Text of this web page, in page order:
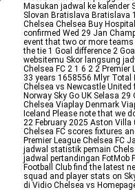
Masukan jadwal ke kalender
Slovan Bratislava Bratislava
Chelsea Chelsea Buy
confirmed Wed 29 Jan
event that two or more
the tie 1 Goal difference 2
websitemu Skor langsung
Chelsea FC 2 1 6 2 2
33 years 1658556 Mlyr
Chelsea vs Newcastle
Norway Sky Go UK Selasa
Chelsea Viaplay Denmark
Iceland Please note that we
22 February 2025 Aston
Chelsea FC scores fixtures
Premier League Chelsea FC
jadwal statistik pemain
jadwal pertandingan FotMob
Football Club find the latest
squad and player stats on
di Vidio Chelsea vs